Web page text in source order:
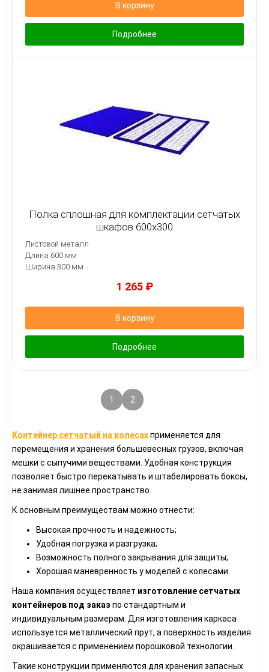
В корзину
Подробнее
Полка сплошная для комплектации сетчатых
шкафов 600х300
Листовой металл
Длина 600 мм
Ширина 300 мм
1 265 ₽
В корзину
Подробнее
1 2
Контейнер сетчатый на колесахприменяется для
перемещения и хранения большевесных грузов, включая
мешки с сыпучими веществами. Удобная конструкция
позволяет быстро перекатывать и штабелировать боксы,
не занимая лишнее пространство.
К основным преимуществам можно отнести:
Высокая прочность и надежность;
Удобная погрузка и разгрузка;
Возможность полного закрывания для защиты;
Хорошая маневренность у моделей с колесами.
Наша компания осуществляет изготовление сетчатых
контейнеров под заказ по стандартным и
индивидуальным размерам. Для изготовления каркаса
используется металлический прут, а поверхность изделия
окрашивается с применением порошковой технологии.
Такие конструкции применяются для хранения запасных